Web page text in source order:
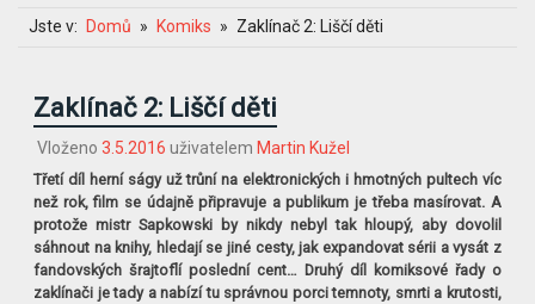
Jste v: Domů Komiks Zaklínač 2: Liščí děti
Zaklínač 2: Liščí děti
Vloženo 3.5.2016 uživatelem Martin Kužel
Třetí díl herní ságy už trůní na elektronických i hmotných pultech víc
než rok, film se údajně připravuje a publikum je třeba masírovat. A
protože mistr Sapkowski by nikdy nebyl tak hloupý, aby dovolil
sáhnout na knihy, hledají se jiné cesty, jak expandovat sérii a vysát z
fandovských šrajtoflí poslední cent… Druhý díl komiksové řady o
zaklínači je tady a nabízí tu správnou porci temnoty, smrti a krutosti,